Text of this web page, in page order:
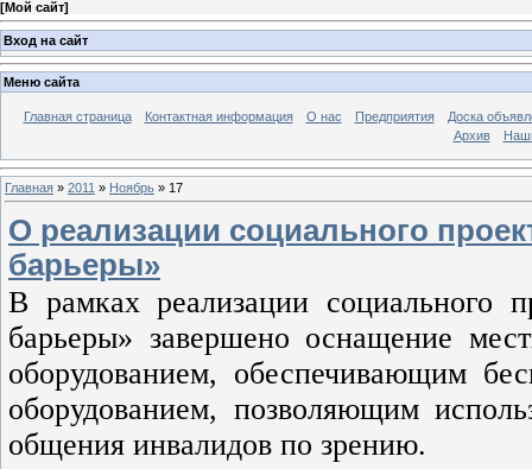
[Мой сайт]
Вход на сайт
Меню сайта
Главная страница Контактная информация О нас Предприятия
Доска
Архив
Главная » 2011 » Ноябрь » 17
О реализации социального
барьеры»
В рамках реализации социального
барьеры» завершено оснащение
оборудованием, обеспечивающим
оборудованием, позволяющим
общения инвалидов по зрению.